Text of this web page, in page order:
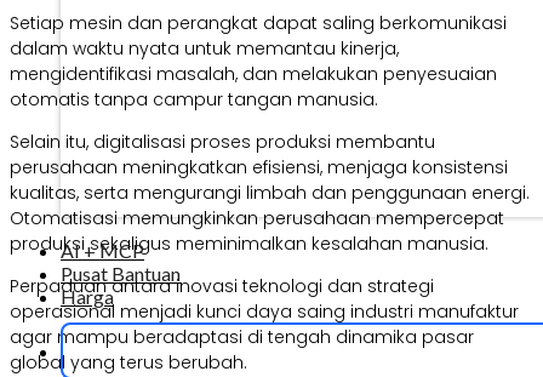
AI + MCP
Pusat Bantuan
Harga
Setiap mesin dan perangkat dapat saling berkomunikasi
dalam waktu nyata untuk memantau kinerja,
mengidentifikasi masalah, dan melakukan penyesuaian
otomatis tanpa campur tangan manusia.
Selain itu, digitalisasi proses produksi membantu
perusahaan meningkatkan efisiensi, menjaga konsistensi
kualitas, serta mengurangi limbah dan penggunaan energi.
Otomatisasi memungkinkan perusahaan mempercepat
produksi sekaligus meminimalkan kesalahan manusia.
Perpaduan antara inovasi teknologi dan strategi
operasional menjadi kunci daya saing industri manufaktur
agar mampu beradaptasi di tengah dinamika pasar
global yang terus berubah.